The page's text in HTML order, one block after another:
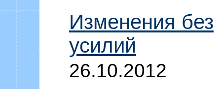
Изменения без
усилий
26.10.2012